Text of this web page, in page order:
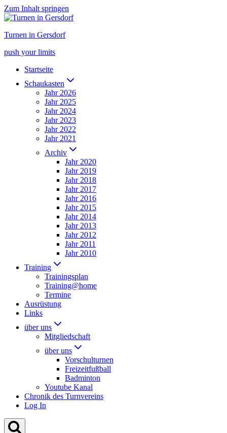
Zum Inhalt springen
Turnen in Gersdorf
push your limits
Startseite
Schaukasten
Jahr 2026
Jahr 2025
Jahr 2024
Jahr 2023
Jahr 2022
Jahr 2021
Archiv
Jahr 2020
Jahr 2019
Jahr 2018
Jahr 2017
Jahr 2016
Jahr 2015
Jahr 2014
Jahr 2013
Jahr 2012
Jahr 2011
Jahr 2010
Training
Trainingsplan
Training@home
Termine
Ausrüstung
Links
über uns
Mitgliedschaft
über uns
Vorschulturnen
Freizeitfußball
Badminton
Youtube Kanal
Chronik des Turnvereins
Log In